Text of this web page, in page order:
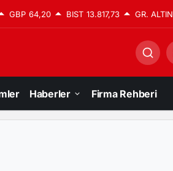
GBP 64,20 BIST 13.817,73 GR. ALTIN
Haberler Firma Rehberi